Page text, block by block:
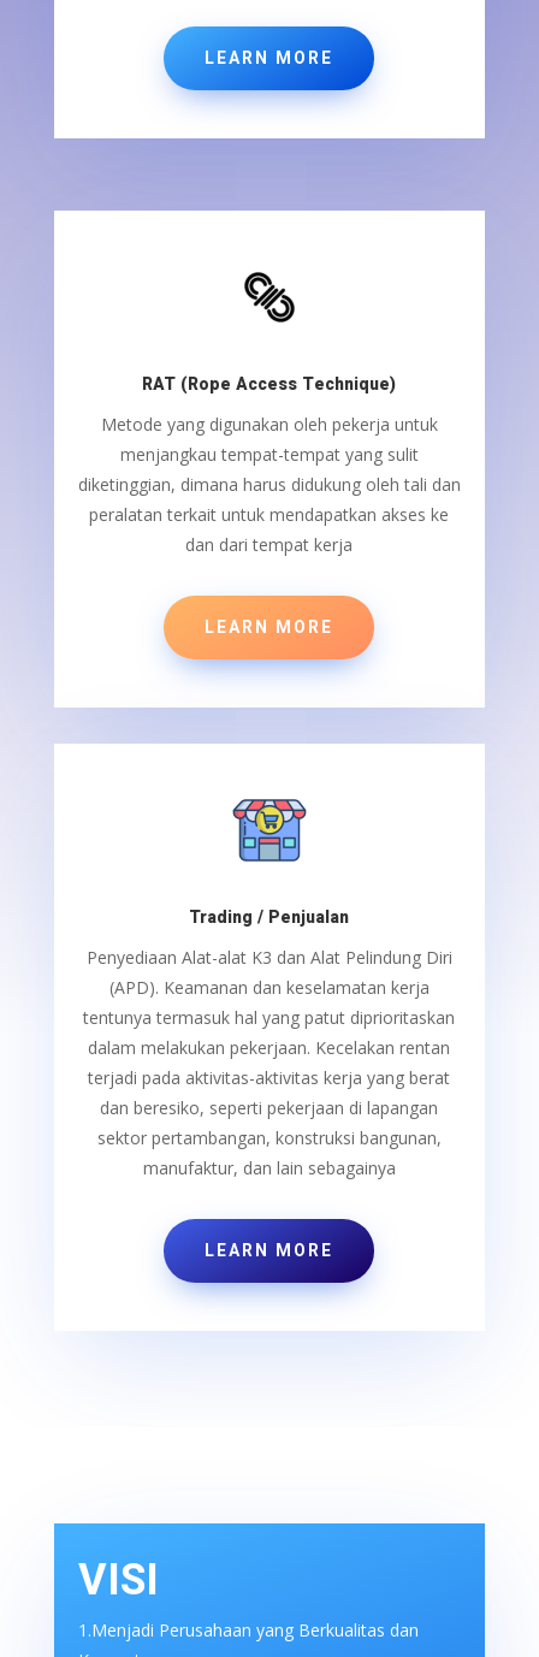
LEARN MORE
RAT (Rope Access Technique)
Metode yang digunakan oleh pekerja untuk
menjangkau tempat-tempat yang sulit
diketinggian, dimana harus didukung oleh tali dan
peralatan terkait untuk mendapatkan akses ke
dan dari tempat kerja
LEARN MORE
Trading / Penjualan
Penyediaan Alat-alat K3 dan Alat Pelindung Diri
(APD). Keamanan dan keselamatan kerja
tentunya termasuk hal yang patut diprioritaskan
dalam melakukan pekerjaan. Kecelakan rentan
terjadi pada aktivitas-aktivitas kerja yang berat
dan beresiko, seperti pekerjaan di lapangan
sektor pertambangan, konstruksi bangunan,
manufaktur, dan lain sebagainya
LEARN MORE
VISI
1.Menjadi Perusahaan yang Berkualitas dan